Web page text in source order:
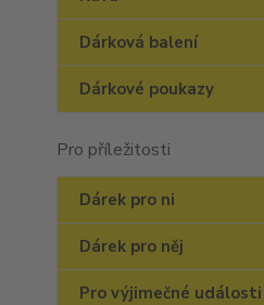
Dárková balení
Dárkové poukazy
Pro příležitosti
Dárek pro ni
Dárek pro něj
Pro výjimečné události